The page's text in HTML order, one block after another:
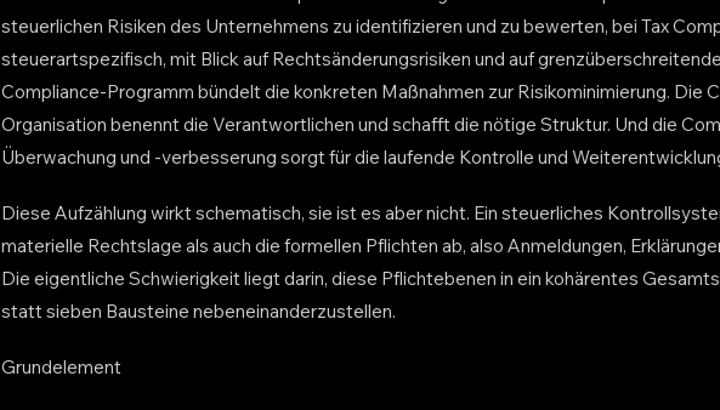
steuerlichen Risiken des Unternehmens zu identifizieren und zu bewerten, bei Tax
steuerartspezifisch, mit Blick auf Rechtsänderungsrisiken und auf
Compliance-Programm bündelt die konkreten Maßnahmen zur Risikominimierung. Die
Organisation benennt die Verantwortlichen und schafft die nötige Struktur. Und die
Überwachung und -verbesserung sorgt für die laufende Kontrolle und
Diese Aufzählung wirkt schematisch, sie ist es aber nicht. Ein steuerliches
materielle Rechtslage als auch die formellen Pflichten ab, also Anmeldungen,
Die eigentliche Schwierigkeit liegt darin, diese Pflichtebenen in ein kohärentes
statt sieben Bausteine nebeneinanderzustellen.
Grundelement